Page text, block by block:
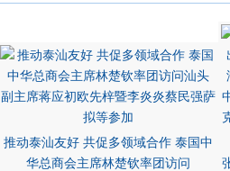
推动泰汕友好 共促多领域合作 泰国中
华总商会主席林楚钦率团访问